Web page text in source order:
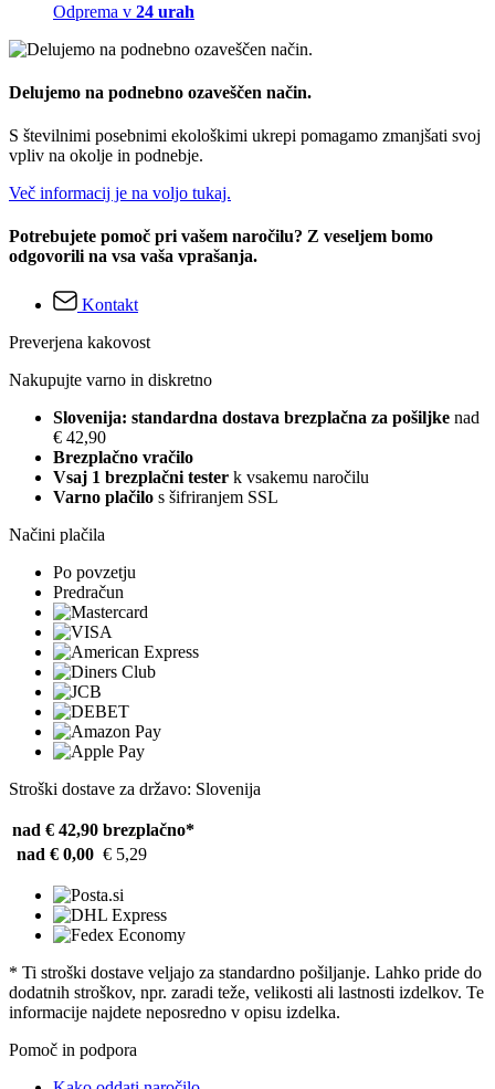
Odprema v 24 urah
Delujemo na podnebno ozaveščen način.
S številnimi posebnimi ekološkimi ukrepi pomagamo zmanjšati svoj
vpliv na okolje in podnebje.
Več informacij je na voljo tukaj.
Potrebujete pomoč pri vašem naročilu? Z veseljem bomo
odgovorili na vsa vaša vprašanja.
Kontakt
Preverjena kakovost
Nakupujte varno in diskretno
Slovenija: standardna dostava brezplačna za pošiljke nad
€ 42,90
Brezplačno vračilo
Vsaj 1 brezplačni tester k vsakemu naročilu
Varno plačilo s šifriranjem SSL
Načini plačila
Po povzetju
Predračun
Stroški dostave za državo: Slovenija
nad € 42,90 brezplačno*
nad € 0,00 € 5,29
* Ti stroški dostave veljajo za standardno pošiljanje. Lahko pride do
dodatnih stroškov, npr. zaradi teže, velikosti ali lastnosti izdelkov. Te
informacije najdete neposredno v opisu izdelka.
Pomoč in podpora